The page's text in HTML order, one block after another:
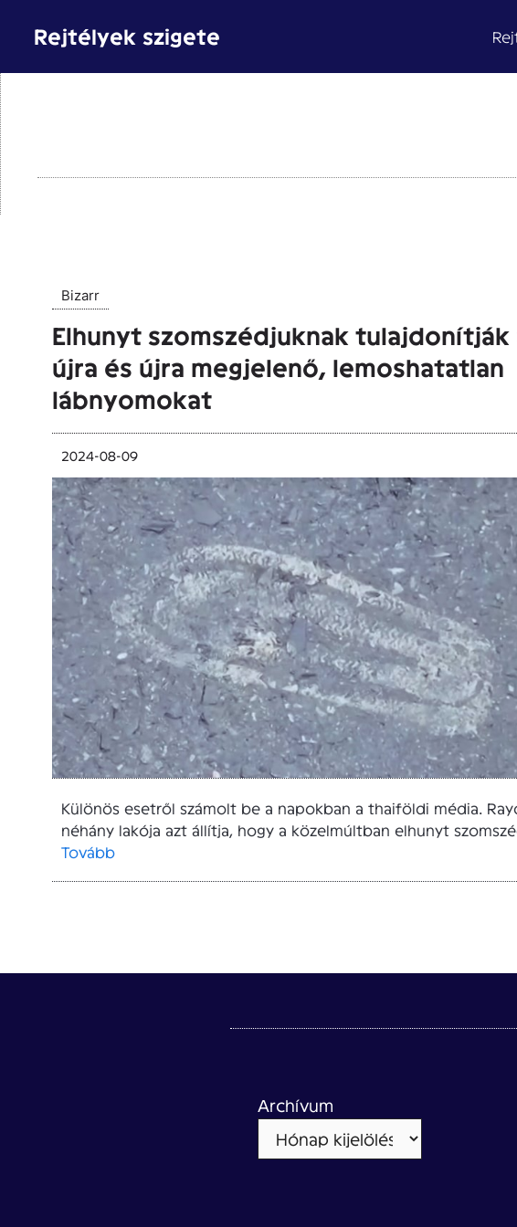
Rejtélyek szigete
Bizarr
Elhunyt szomszédjuknak tulajdonítják
újra és újra megjelenő, lemoshatatlan
lábnyomokat
2024-08-09
Különös esetről számolt be a napokban a thaiföldi média.
néhány lakója azt állítja, hogy a közelmúltban elhunyt
Tovább
Archívum